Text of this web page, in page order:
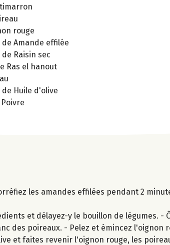
rouge
de Amande effilée
Raisin sec
Ras el hanout
de Huile d'olive
les amandes effilées pendant 2
et délayez-y le bouillon de légumes. -
des poireaux. - Pelez et émincez l'oignon
et faites revenir l'oignon rouge, les